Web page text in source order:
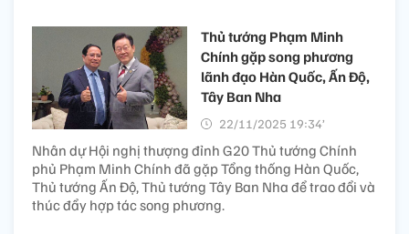
Thủ tướng Phạm Minh
Chính gặp song phương
lãnh đạo Hàn Quốc, Ấn Độ,
Tây Ban Nha
22/11/2025 19:34’
Nhân dự Hội nghị thượng đỉnh G20 Thủ tướng Chính
phủ Phạm Minh Chính đã gặp Tổng thống Hàn Quốc,
Thủ tướng Ấn Độ, Thủ tướng Tây Ban Nha để trao đổi và
thúc đẩy hợp tác song phương.